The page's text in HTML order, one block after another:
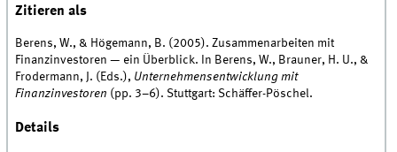
Zitieren als
Berens, W., & Högemann, B. (2005). Zusammenarbeiten mit
Finanzinvestoren — ein Überblick. In Berens, W., Brauner, H. U., &
Frodermann, J. (Eds.), Unternehmensentwicklung mit
Finanzinvestoren (pp. 3–6). Stuttgart: Schäffer-Pöschel.
Details